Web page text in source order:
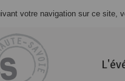
votre navigation sur ce site,